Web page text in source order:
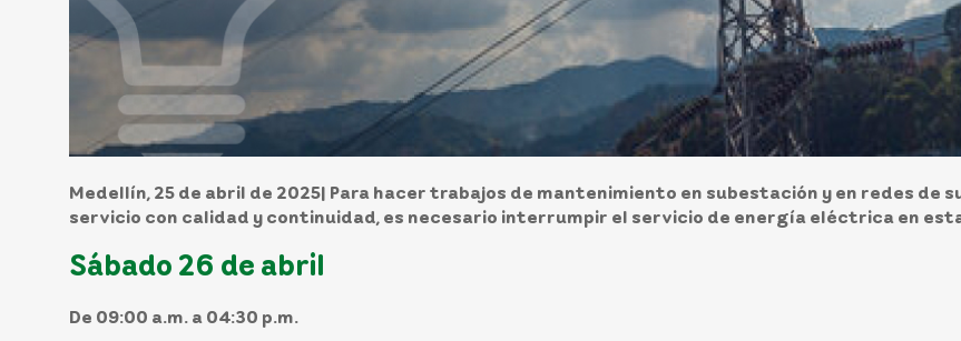
Medellín, 25 de abril de 2025| Para hacer trabajos de mantenimiento en subestación y en redes de
servicio con calidad y continuidad, es necesario interrumpir el servicio de energía eléctrica en
Sábado 26 de abril
De 09:00 a.m. a 04:30 p.m.